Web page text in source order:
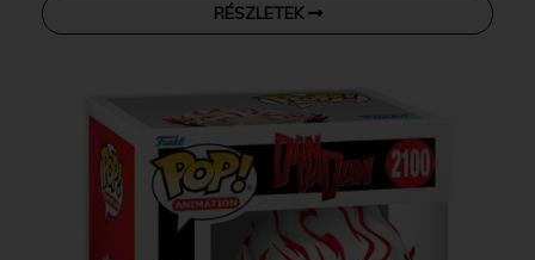
RÉSZLETEK